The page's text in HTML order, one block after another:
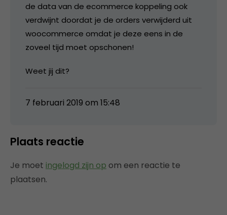
de data van de ecommerce koppeling ook
verdwijnt doordat je de orders verwijderd uit
woocommerce omdat je deze eens in de
zoveel tijd moet opschonen!
Weet jij dit?
7 februari 2019 om 15:48
Plaats reactie
Je moet ingelogd zijn op om een reactie te
plaatsen.